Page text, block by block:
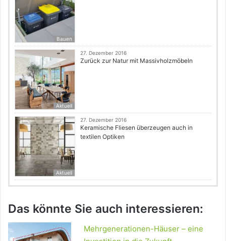
Bauen
Aktuell
27. Dezember 2016
Zurück zur Natur mit Massivholzmöbeln
Aktuell
27. Dezember 2016
Keramische Fliesen überzeugen auch in
textilen Optiken
Das könnte Sie auch interessieren:
Mehrgenerationen-Häuser – eine